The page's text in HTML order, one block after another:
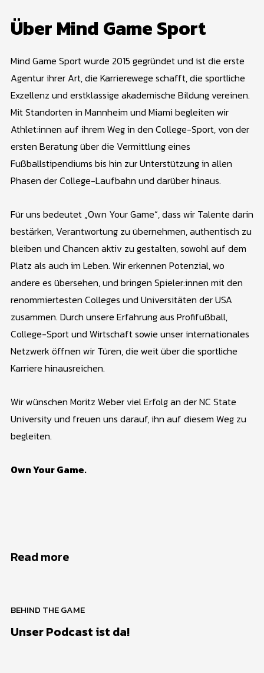
Über Mind Game Sport
Mind Game Sport wurde 2015 gegründet und ist die erste
Agentur ihrer Art, die Karrierewege schafft, die sportliche
Exzellenz und erstklassige akademische Bildung vereinen.
Mit Standorten in Mannheim und Miami begleiten wir
Athlet:innen auf ihrem Weg in den College-Sport, von der
ersten Beratung über die Vermittlung eines
Fußballstipendiums bis hin zur Unterstützung in allen
Phasen der College-Laufbahn und darüber hinaus.
Für uns bedeutet „Own Your Game“, dass wir Talente darin
bestärken, Verantwortung zu übernehmen, authentisch zu
bleiben und Chancen aktiv zu gestalten, sowohl auf dem
Platz als auch im Leben. Wir erkennen Potenzial, wo
andere es übersehen, und bringen Spieler:innen mit den
renommiertesten Colleges und Universitäten der USA
zusammen. Durch unsere Erfahrung aus Profifußball,
College-Sport und Wirtschaft sowie unser internationales
Netzwerk öffnen wir Türen, die weit über die sportliche
Karriere hinausreichen.
Wir wünschen Moritz Weber viel Erfolg an der NC State
University und freuen uns darauf, ihn auf diesem Weg zu
begleiten.
Own Your Game.
Read more
BEHIND THE GAME
Unser Podcast ist da!